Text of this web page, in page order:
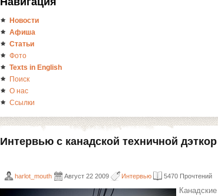
Новости
Афиша
Статьи
Фото
Texts in English
Поиск
О нас
Ссылки
Интервью с канадской техничной
harlot_mouth Август 22 2009 Интервью 5470 Прочтений